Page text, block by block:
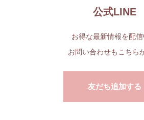
公式LINE
お得な最新情報を配信
お問い合わせもこちら
友だち追加する